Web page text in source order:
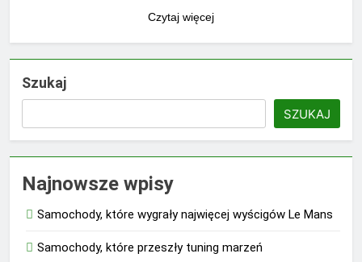
Czytaj więcej
Szukaj
SZUKAJ
Najnowsze wpisy
Samochody, które wygrały najwięcej wyścigów Le Mans
Samochody, które przeszły tuning marzeń